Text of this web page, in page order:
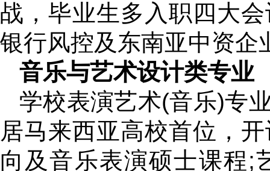
战，毕业生多入职四大
银行风控及东南亚中资企
音乐与艺术设计类专业
学校表演艺术(音乐)专
居马来西亚高校首位，
向及音乐表演硕士课程;